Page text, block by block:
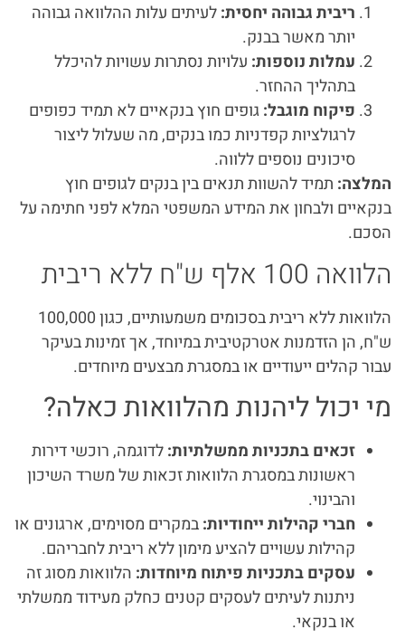
ריבית גבוהה יחסית:לעיתים עלות ההלוואה גבוהה
יותר מאשר בבנק.
עמלות נוספות: עלויות נסתרות עשויות להיכלל
בתהליך ההחזר.
פיקוח מוגבל:גופים חוץ בנקאיים לא תמיד כפופים
לרגולציות קפדניות כמו בנקים, מה שעלול ליצור
סיכונים נוספים ללווה.
המלצה: תמיד להשוות תנאים בין בנקים לגופים חוץ
בנקאיים ולבחון את המידע המשפטי המלא לפני חתימה על
הסכם.
הלוואה 100 אלף ש"ח ללא ריבית
הלוואות ללא ריבית בסכומים משמעותיים, כגון 100,000
ש"ח, הן הזדמנות אטרקטיבית במיוחד, אך זמינות בעיקר
עבור קהלים ייעודיים או במסגרת מבצעים מיוחדים.
מי יכול ליהנות מהלוואות כאלה?
זכאים בתכניות ממשלתיות:לדוגמה, רוכשי דירות
ראשונות במסגרת הלוואות זכאות של משרד השיכון
והבינוי.
חברי קהילות ייחודיות:במקרים מסוימים, ארגונים או
קהילות עשויים להציע מימון ללא ריבית לחבריהם.
עסקים בתכניות פיתוח מיוחדות: הלוואות מסוג זה
ניתנות לעיתים לעסקים קטנים כחלק מעידוד ממשלתי
או בנקאי.